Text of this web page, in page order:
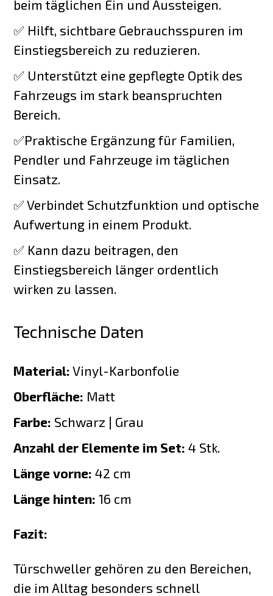
beim täglichen Ein und Aussteigen.
✅ Hilft, sichtbare Gebrauchsspuren im
Einstiegsbereich zu reduzieren.
✅ Unterstützt eine gepflegte Optik des
Fahrzeugs im stark beanspruchten
Bereich.
✅Praktische Ergänzung für Familien,
Pendler und Fahrzeuge im täglichen
Einsatz.
✅ Verbindet Schutzfunktion und optische
Aufwertung in einem Produkt.
✅ Kann dazu beitragen, den
Einstiegsbereich länger ordentlich
wirken zu lassen.
Technische Daten
Material: Vinyl-Karbonfolie
Oberfläche: Matt
Farbe: Schwarz | Grau
Anzahl der Elemente im Set: 4 Stk.
Länge vorne: 42 cm
Länge hinten: 16 cm
Fazit:
Türschweller gehören zu den Bereichen,
die im Alltag besonders schnell